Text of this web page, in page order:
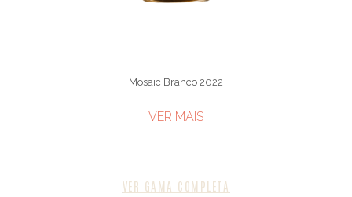
Mosaic Branco 2022
VER MAIS​
VER GAMA COMPLETA